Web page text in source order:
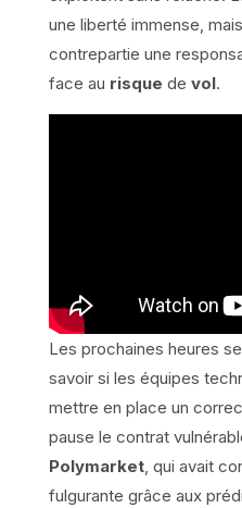
une liberté immense,
contrepartie une
face au risque de vol.
Les prochaines heures
savoir si les équipes
mettre en place un
pause le contrat
Polymarket, qui avait
fulgurante grâce aux